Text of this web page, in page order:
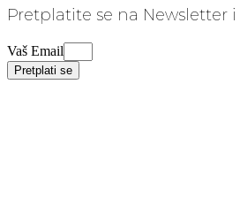
Pretplatite se na Newsletter i
Vaš Email
Pretplati se